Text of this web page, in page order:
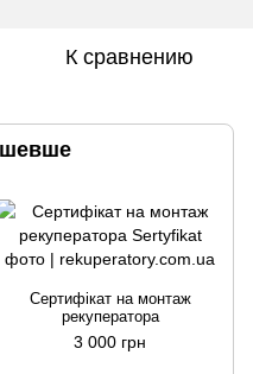
К сравнению
Сертифікат на монтаж
рекуператора
3 000 грн